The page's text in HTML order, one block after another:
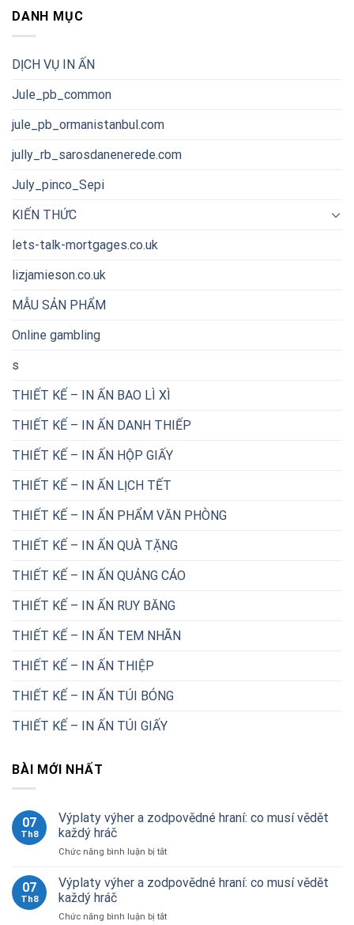
DANH MỤC
DỊCH VỤ IN ẤN
Jule_pb_common
jule_pb_ormanistanbul.com
jully_rb_sarosdanenerede.com
July_pinco_Sepi
KIẾN THỨC
lets-talk-mortgages.co.uk
lizjamieson.co.uk
MẪU SẢN PHẨM
Online gambling
s
THIẾT KẾ – IN ẤN BAO LÌ XÌ
THIẾT KẾ – IN ẤN DANH THIẾP
THIẾT KẾ – IN ẤN HỘP GIẤY
THIẾT KẾ – IN ẤN LỊCH TẾT
THIẾT KẾ – IN ẤN PHẨM VĂN PHÒNG
THIẾT KẾ – IN ẤN QUÀ TẶNG
THIẾT KẾ – IN ẤN QUẢNG CÁO
THIẾT KẾ – IN ẤN RUY BĂNG
THIẾT KẾ – IN ẤN TEM NHÃN
THIẾT KẾ – IN ẤN THIỆP
THIẾT KẾ – IN ẤN TÚI BÓNG
THIẾT KẾ – IN ẤN TÚI GIẤY
BÀI MỚI NHẤT
07
Th8
Výplaty výher a zodpovědné hraní: co musí vědět
každý hráč
Chức năng bình luận bị tắtở
výher
a
hraní:
07
Th8
Výplaty výher a zodpovědné hraní: co musí vědět
každý hráč
Chức năng bình luận bị tắtở